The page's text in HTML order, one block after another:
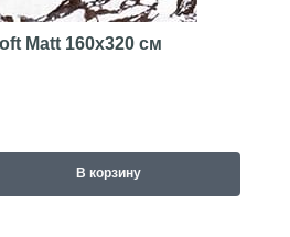
Matt 160x320 см
В корзину